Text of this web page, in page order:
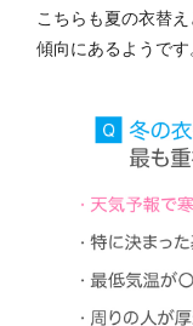
こちらも夏の衣替
傾向にあるようです